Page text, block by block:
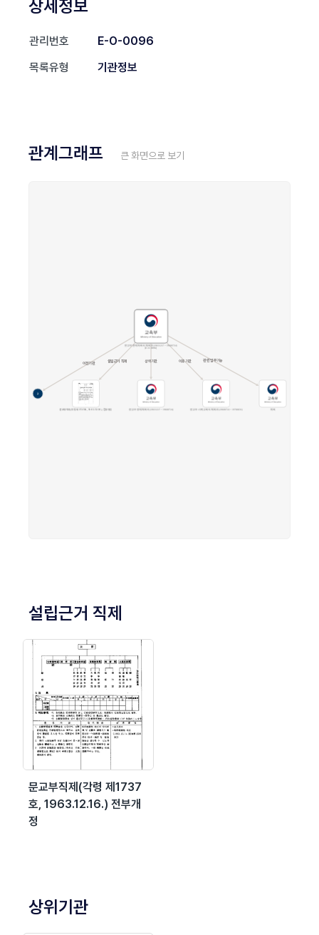
상세정보
관리번호
E-O-0096
목록유형
기관정보
관계그래프 큰 화면으로 보기
설립근거 직제
문교부직제(각령 제1737
호, 1963.12.16.) 전부개
정
상위기관